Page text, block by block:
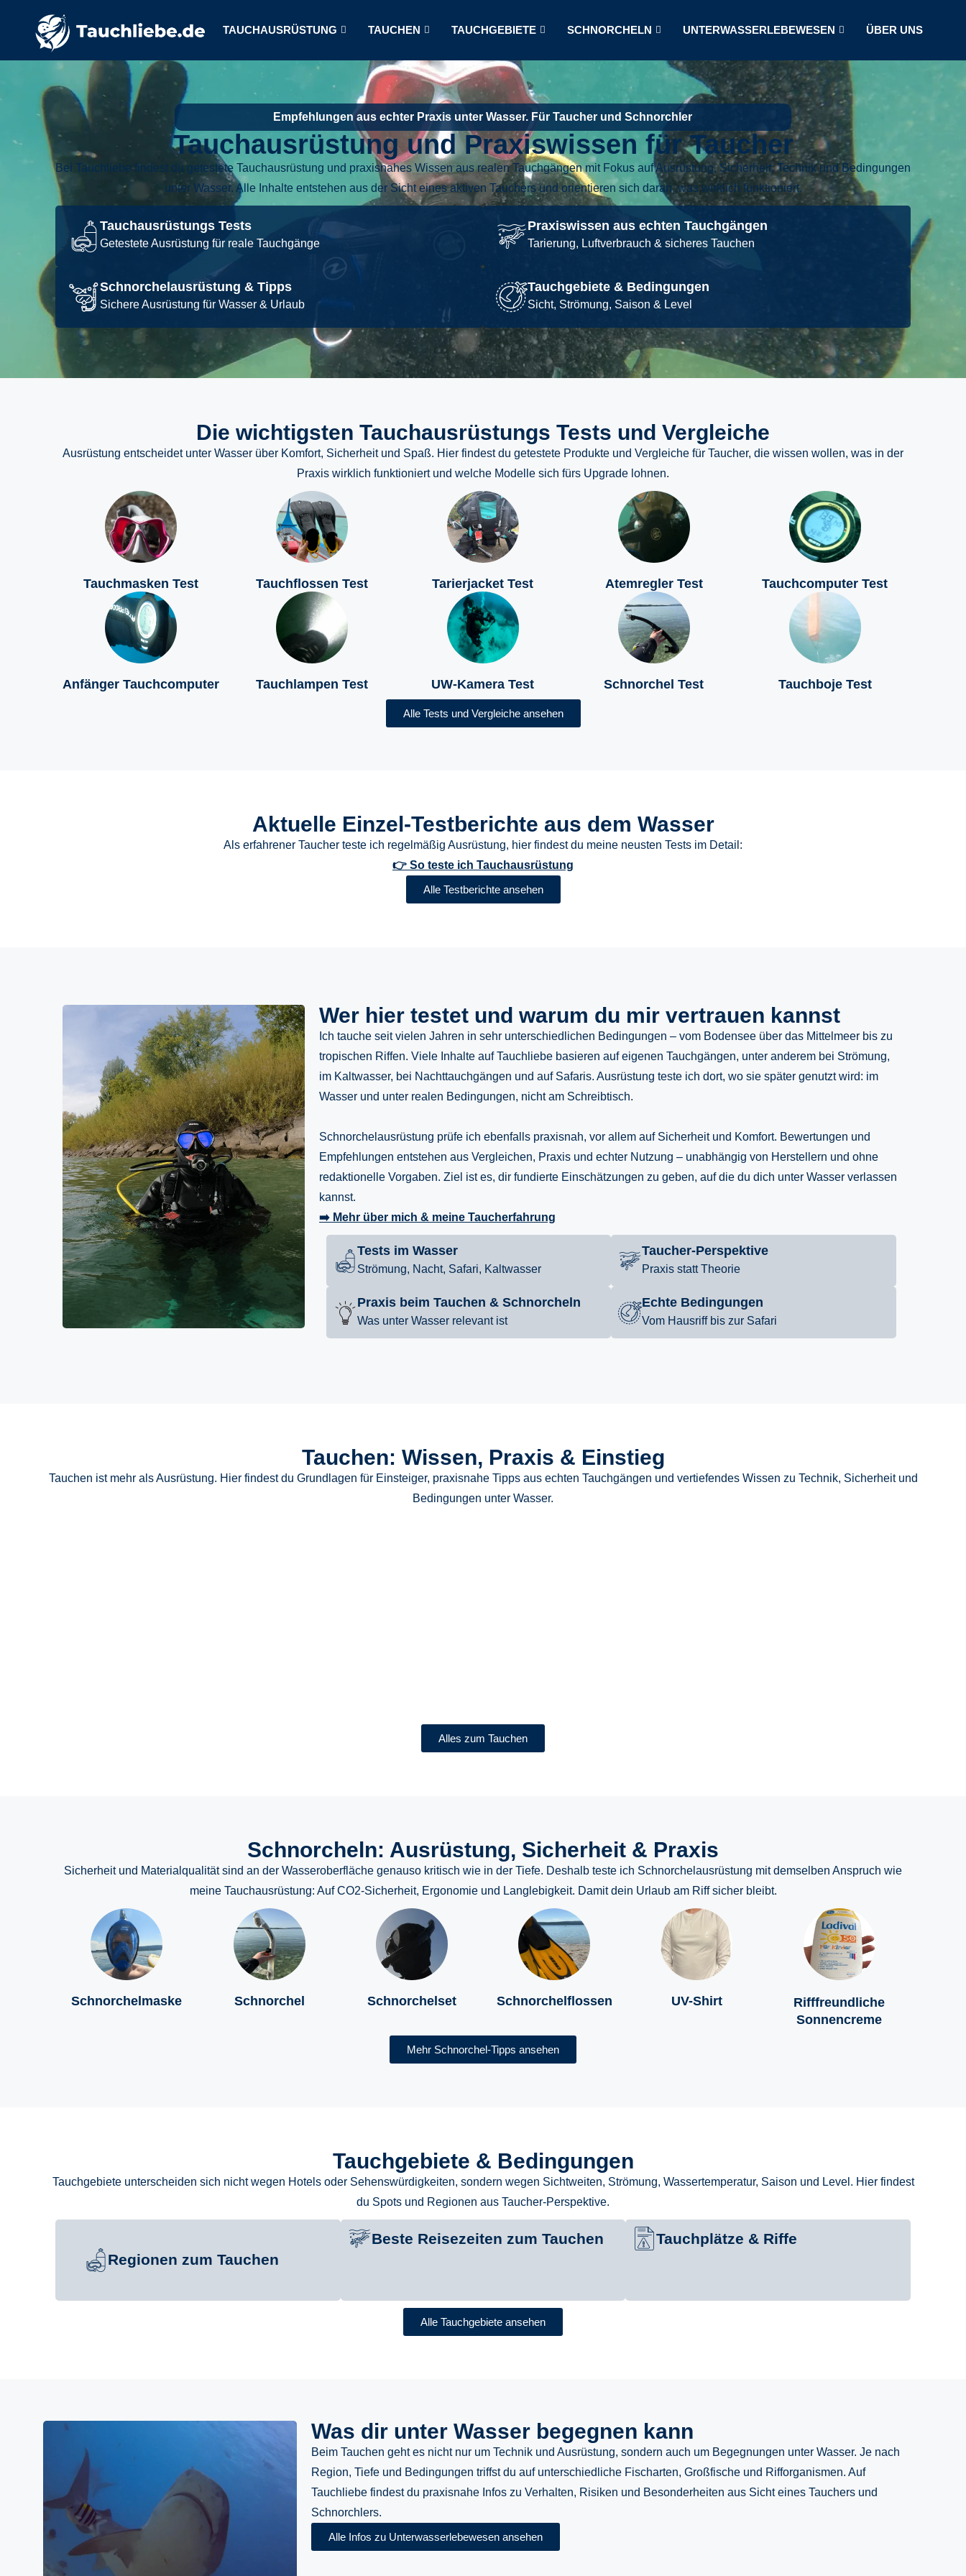
TAUCHAUSRÜSTUNG TAUCHEN TAUCHGEBIETE SCHNORCHELN UNTERWASSERLEBEWESEN ÜBER UNS
Empfehlungen aus echter Praxis unter Wasser. Für Taucher und Schnorchler
Tauchausrüstung und Praxiswissen für Taucher
Bei Tauchliebe findest du getestete Tauchausrüstung und praxisnahes Wissen aus realen Tauchgängen mit Fokus auf Ausrüstung, Sicherheit, Technik und Bedingungen
unter Wasser. Alle Inhalte entstehen aus der Sicht eines aktiven Tauchers und orientieren sich daran, was wirklich funktioniert.
Tauchausrüstungs Tests
Getestete Ausrüstung für reale Tauchgänge
Praxiswissen aus echten Tauchgängen
Tarierung, Luftverbrauch & sicheres Tauchen
Schnorchelausrüstung & Tipps
Sichere Ausrüstung für Wasser & Urlaub
Tauchgebiete & Bedingungen
Sicht, Strömung, Saison & Level
Die wichtigsten Tauchausrüstungs Tests und Vergleiche
Ausrüstung entscheidet unter Wasser über Komfort, Sicherheit und Spaß. Hier findest du getestete Produkte und Vergleiche für Taucher, die wissen wollen, was in der
Praxis wirklich funktioniert und welche Modelle sich fürs Upgrade lohnen.
Tauchmasken Test Tauchflossen Test Tarierjacket Test Atemregler Test Tauchcomputer Test
Anfänger Tauchcomputer Tauchlampen Test UW-Kamera Test Schnorchel Test Tauchboje Test
Alle Tests und Vergleiche ansehen
Aktuelle Einzel-Testberichte aus dem Wasser
Als erfahrener Taucher teste ich regelmäßig Ausrüstung, hier findest du meine neusten Tests im Detail:
👉 So teste ich Tauchausrüstung
Alle Testberichte ansehen
Wer hier testet und warum du mir vertrauen kannst
Ich tauche seit vielen Jahren in sehr unterschiedlichen Bedingungen – vom Bodensee über das Mittelmeer bis zu
tropischen Riffen. Viele Inhalte auf Tauchliebe basieren auf eigenen Tauchgängen, unter anderem bei Strömung,
im Kaltwasser, bei Nachttauchgängen und auf Safaris. Ausrüstung teste ich dort, wo sie später genutzt wird: im
Wasser und unter realen Bedingungen, nicht am Schreibtisch.
Schnorchelausrüstung prüfe ich ebenfalls praxisnah, vor allem auf Sicherheit und Komfort. Bewertungen und
Empfehlungen entstehen aus Vergleichen, Praxis und echter Nutzung – unabhängig von Herstellern und ohne
redaktionelle Vorgaben. Ziel ist es, dir fundierte Einschätzungen zu geben, auf die du dich unter Wasser verlassen
kannst.
➡️ Mehr über mich & meine Taucherfahrung
Tests im Wasser
Strömung, Nacht, Safari, Kaltwasser
Taucher-Perspektive
Praxis statt Theorie
Praxis beim Tauchen & Schnorcheln
Was unter Wasser relevant ist
Echte Bedingungen
Vom Hausriff bis zur Safari
Tauchen: Wissen, Praxis & Einstieg
Tauchen ist mehr als Ausrüstung. Hier findest du Grundlagen für Einsteiger, praxisnahe Tipps aus echten Tauchgängen und vertiefendes Wissen zu Technik, Sicherheit und
Bedingungen unter Wasser.
Alles zum Tauchen
Schnorcheln: Ausrüstung, Sicherheit & Praxis
Sicherheit und Materialqualität sind an der Wasseroberfläche genauso kritisch wie in der Tiefe. Deshalb teste ich Schnorchelausrüstung mit demselben Anspruch wie
meine Tauchausrüstung: Auf CO2-Sicherheit, Ergonomie und Langlebigkeit. Damit dein Urlaub am Riff sicher bleibt.
Schnorchelmaske Schnorchel Schnorchelset Schnorchelflossen UV-Shirt
Rifffreundliche
Sonnencreme
Mehr Schnorchel-Tipps ansehen
Tauchgebiete & Bedingungen
Tauchgebiete unterscheiden sich nicht wegen Hotels oder Sehenswürdigkeiten, sondern wegen Sichtweiten, Strömung, Wassertemperatur, Saison und Level. Hier findest
du Spots und Regionen aus Taucher-Perspektive.
Regionen zum Tauchen
Beste Reisezeiten zum Tauchen Tauchplätze & Riffe
Alle Tauchgebiete ansehen
Was dir unter Wasser begegnen kann
Beim Tauchen geht es nicht nur um Technik und Ausrüstung, sondern auch um Begegnungen unter Wasser. Je nach
Region, Tiefe und Bedingungen triffst du auf unterschiedliche Fischarten, Großfische und Rifforganismen. Auf
Tauchliebe findest du praxisnahe Infos zu Verhalten, Risiken und Besonderheiten aus Sicht eines Tauchers und
Schnorchlers.
Alle Infos zu Unterwasserlebewesen ansehen